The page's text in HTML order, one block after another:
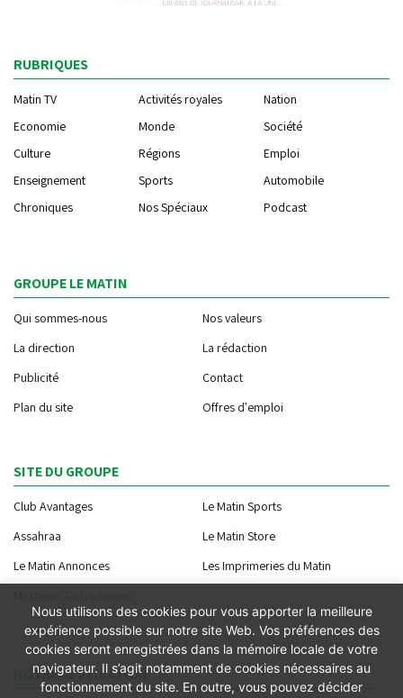
RUBRIQUES
Matin TV Activités royales
Nation
Economie
Monde
Société
Culture
Régions
Emploi
Enseignement
Sports
Automobile
Chroniques
Nos Spéciaux Podcast
GROUPE LE MATIN
Qui sommes-nous
Nos valeurs
La direction
La rédaction
Publicité
Contact
Plan du site
Offres d'emploi
SITE DU GROUPE
Club Avantages
Le Matin Sports
Assahraa
Le Matin Store
Le Matin Annonces
Les Imprimeries du Matin
NOTRE APPLICATION
Nous utilisons des cookies pour vous apporter la meilleure
expérience possible sur notre site Web. Vos préférences des
cookies seront enregistrées dans la mémoire locale de votre
navigateur. Il s’agit notamment de cookies nécessaires au
fonctionnement du site. En outre, vous pouvez décider